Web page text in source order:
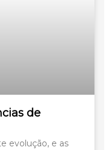
de
evolução, e as